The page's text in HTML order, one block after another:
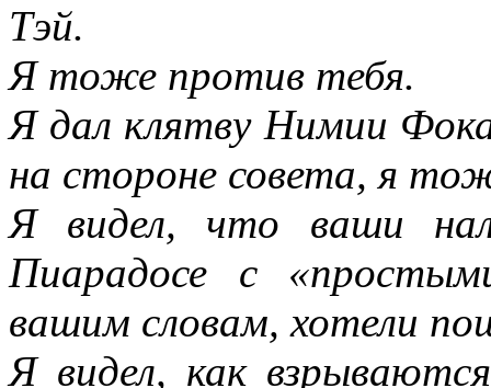
Тэй.
Я тоже против тебя.
Я дал клятву Нимии
на стороне совета, я
Я видел, что ваши
Пиарадосе с
вашим словам, хотели
Я видел, как